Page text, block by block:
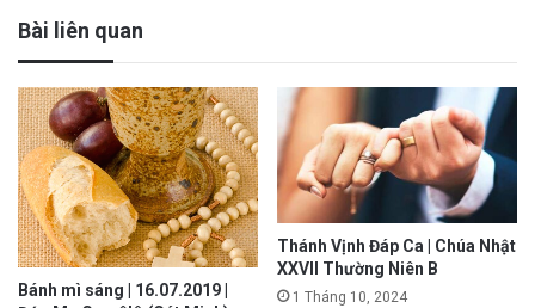
Bài liên quan
Bánh mì sáng | 16.07.2019 |
Thánh Vịnh Đáp Ca | Chúa Nhật
XXVII Thường Niên B
1 Tháng 10, 2024